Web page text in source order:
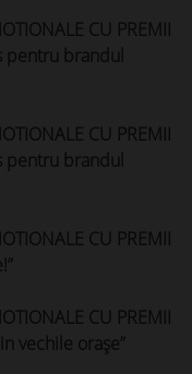
CU PREMII
pentru brandul
CU PREMII
pentru brandul
CU PREMII
CU PREMII
vechile oraşe”